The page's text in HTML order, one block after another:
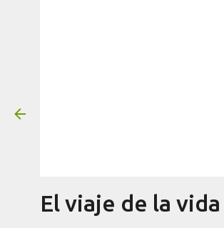
El viaje de la vida
¿Es mejor el